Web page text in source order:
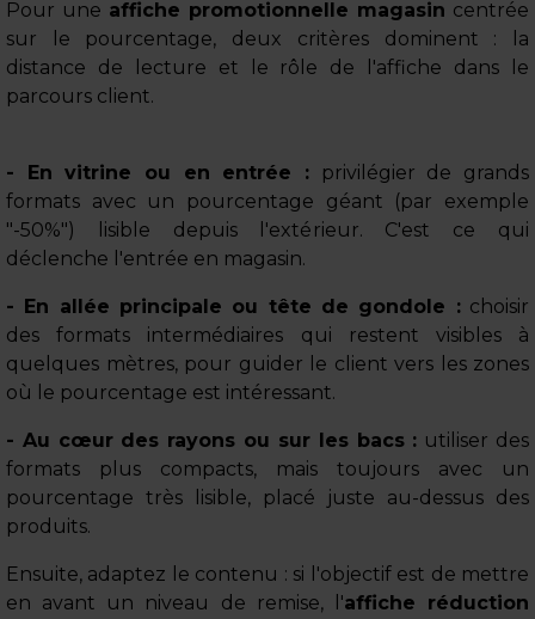
Pour une affiche promotionnelle magasin centrée
sur le pourcentage, deux critères dominent : la
distance de lecture et le rôle de l'affiche dans le
parcours client.
- En vitrine ou en entrée : privilégier de grands
formats avec un pourcentage géant (par exemple
"-50%") lisible depuis l'extérieur. C'est ce qui
déclenche l'entrée en magasin.
- En allée principale ou tête de gondole :choisir
des formats intermédiaires qui restent visibles à
quelques mètres, pour guider le client vers les zones
où le pourcentage est intéressant.
- Au cœur des rayons ou sur les bacs : utiliser des
formats plus compacts, mais toujours avec un
pourcentage très lisible, placé juste au-dessus des
produits.
Ensuite, adaptez le contenu : si l'objectif est de mettre
en avant un niveau de remise, l'affiche réduction